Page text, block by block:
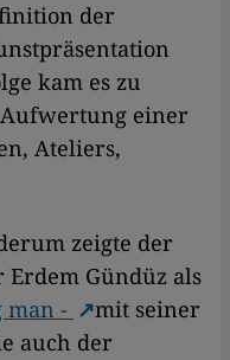
der
kam es zu
einer
Ateliers,
zeigte der
Gündüz als
man -
mit seiner
auch der